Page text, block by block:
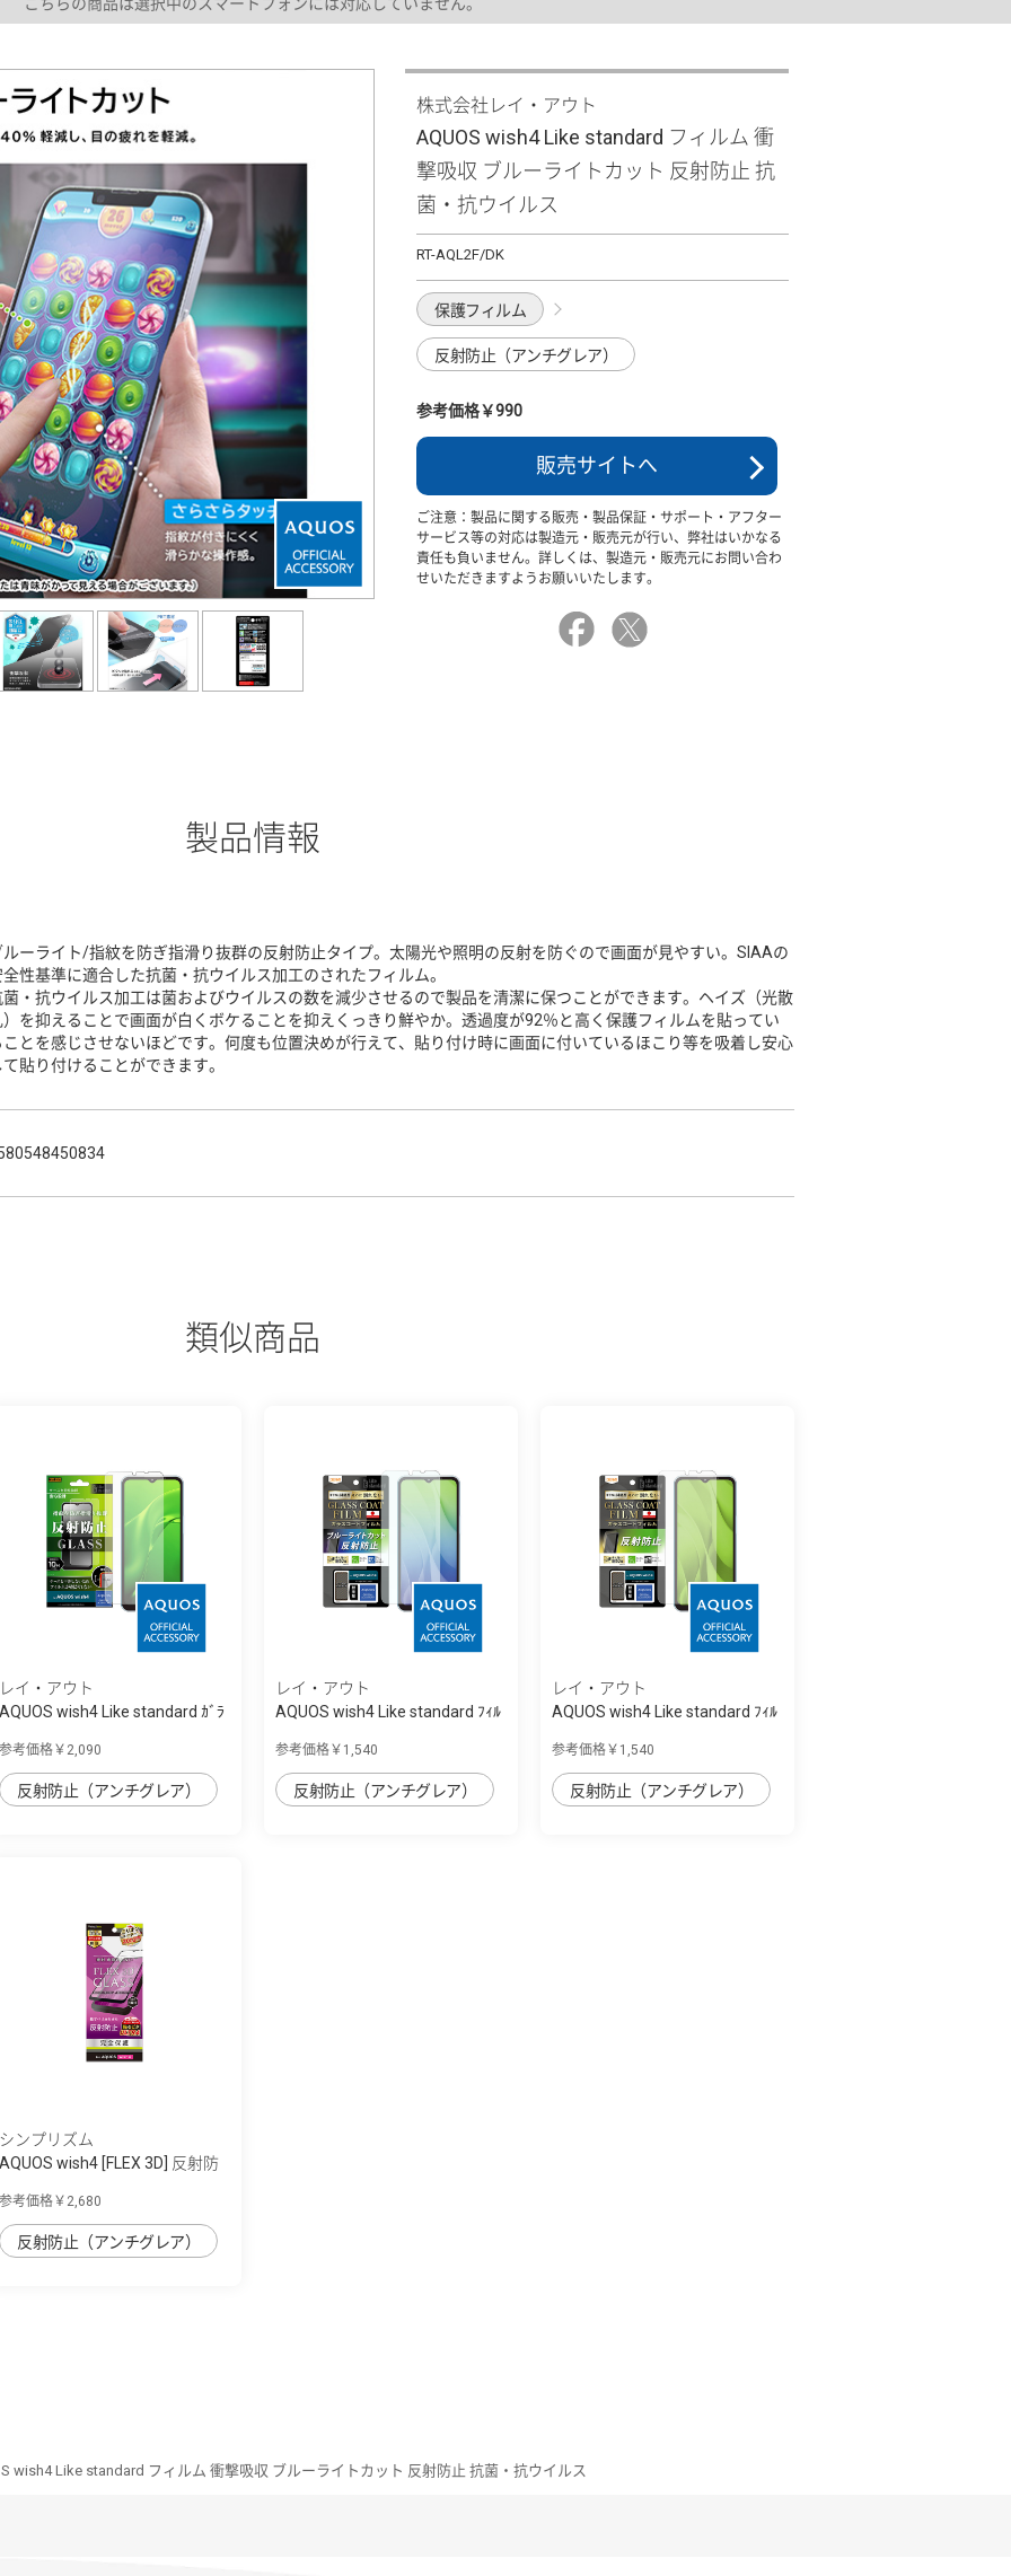
株式会社レイ・アウト
AQUOS wish4 Like standard フィルム 衝
撃吸収 ブルーライトカット 反射防止 抗
菌・抗ウイルス
RT-AQL2F/DK
保護フィルム
反射防止（アンチグレア）
参考価格￥990
販売サイトへ
ご注意：製品に関する販売・製品保証・サポート・アフター
サービス等の対応は製造元・販売元が行い、弊社はいかなる
責任も負いません。詳しくは、製造元・販売元にお問い合わ
せいただきますようお願いいたします。
製品情報
ルーライト/指紋を防ぎ指滑り抜群の反射防止タイプ。太陽光や照明の反射を防ぐので画面が見やすい。SIAAの
全性基準に適合した抗菌・抗ウイルス加工のされたフィルム。
菌・抗ウイルス加工は菌およびウイルスの数を減少させるので製品を清潔に保つことができます。ヘイズ（光散
）を抑えることで画面が白くボケることを抑えくっきり鮮やか。透過度が92％と高く保護フィルムを貼ってい
ことを感じさせないほどです。何度も位置決めが行えて、貼り付け時に画面に付いているほこり等を吸着し安心
貼り付けることができます。
類似商品
レイ・アウト
AQUOS wish4 Like standard ｶﾞﾗ
参考価格￥2,090
反射防止（アンチグレア）
レイ・アウト
AQUOS wish4 Like standard ﾌｨﾙ
参考価格￥1,540
反射防止（アンチグレア）
レイ・アウト
AQUOS wish4 Like standard ﾌｨﾙ
参考価格￥1,540
反射防止（アンチグレア）
シンプリズム
AQUOS wish4 [FLEX 3D] 反射防
参考価格￥2,680
反射防止（アンチグレア）
wish4 Like standard フィルム 衝撃吸収 ブルーライトカット 反射防止 抗菌・抗ウイルス